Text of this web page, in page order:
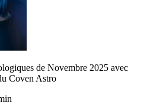
de Novembre 2025 avec
Coven Astro